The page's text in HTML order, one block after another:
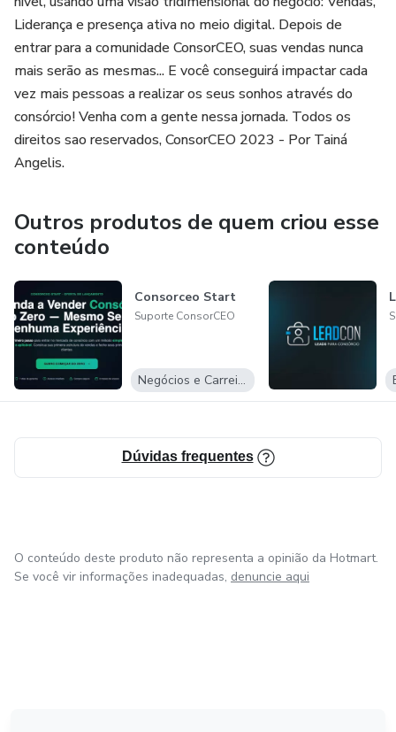
Liderança e presença ativa no meio digital. Depois de
entrar para a comunidade ConsorCEO, suas vendas nunca
mais serão as mesmas... E você conseguirá impactar cada
vez mais pessoas a realizar os seus sonhos através do
consórcio! Venha com a gente nessa jornada. Todos os
direitos sao reservados, ConsorCEO 2023 - Por Tainá
Angelis.
Outros produtos de quem criou esse
conteúdo
Consorceo Start
Suporte ConsorCEO
Negócios e Carreira
Dúvidas frequentes
O conteúdo deste produto não representa a opinião da Hotmart.
Se você vir informações inadequadas, denuncie aqui